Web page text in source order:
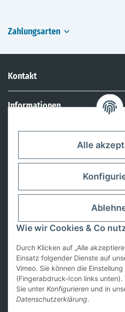
Alle
Wie wir Cookies & Co
Durch Klicken auf „Alle
Einsatz folgender Dienste auf
Vimeo. Sie können die
(Fingerabdruck-Icon links unten).
Sie unter Konfigurieren und in
Datenschutzerklärung.
Zahlungsarten
Kontakt
Informationen
Rechtliches
Vertrag